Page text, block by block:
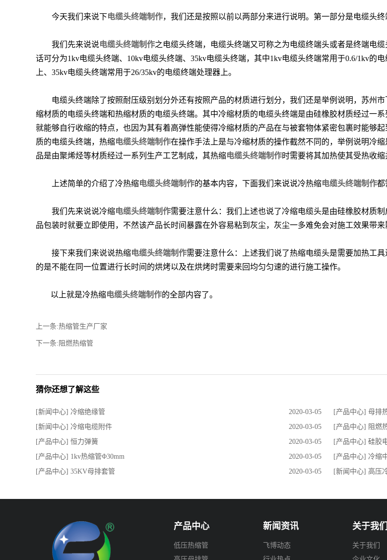
今天我们来说下电缆头终端制作，我们还是按照以前以两部分来进行说明。第一部分是电缆头终
我们先来说说电缆头终端制作之电缆头终端，电缆头终端又可称之为电缆终端头或者是终端电
话可分为1kv电缆头终端、10kv电缆头终端、35kv电缆头终端，其中1kv电缆头终端常用于0.6/1kv的
上、35kv电缆头终端常用于26/35kv的电缆终端处理器上。
电缆头终端除了按照耐压级别划分外还有按照产品的材质进行划分，我们还是举例说明，苏州
缩材质的电缆头终端和热缩材质的电缆头终端。其中冷缩材质的电缆头终端是由硅橡胶材质经过一
就能够自行收缩的特点，也因为其有着高弹性能使得冷缩材质的产品在与被套物体紧密包裹时能够起
质的电缆头终端，热缩电缆头终端制作在操作手法上是与冷缩材质的操作截然不同的，举例说明冷
品是由聚烯烃等材质经过一系列生产工艺制成，其热缩电缆头终端制作时需要将其加热使其受热收
上述简单的介绍了冷热缩电缆头终端制作的基本内容，下面我们来说说冷热缩电缆头终端制作都
我们先来说说冷缩电缆头终端制作需要注意什么：我们上述也说了冷缩电缆头是由硅橡胶材质
品包装时就要立即使用，不然该产品长时间暴露在外容易粘到灰尘，灰尘一多难免会对施工效果带来
接下来我们来说说热缩电缆头终端制作需要注意什么：上述我们说了热缩电缆头是需要加热工
的是不能在同一位置进行长时间的烘烤以及在烘烤时需要来回均匀匀速的进行施工操作。
以上就是冷热缩电缆头终端制作的全部内容了。
上一条:热缩管生产厂家
下一条:阻燃热缩管
猜你还想了解这些
[新闻中心] 冷缩绝缘管 2020-03-05 [产品中心] 母排
[新闻中心] 冷缩电缆附件
2020-03-05 [产品中心] 阻燃
[产品中心] 恒力弹簧
2020-03-05 [产品中心] 硅胶
[产品中心] 1kv热缩管Φ30mm
2020-03-05 [产品中心] 冷缩
[产品中心] 35KV母排套管
2020-03-05 [新闻中心] 高压
产品中心
低压热缩管
新闻资讯
飞博动态
关于我们
关于我们